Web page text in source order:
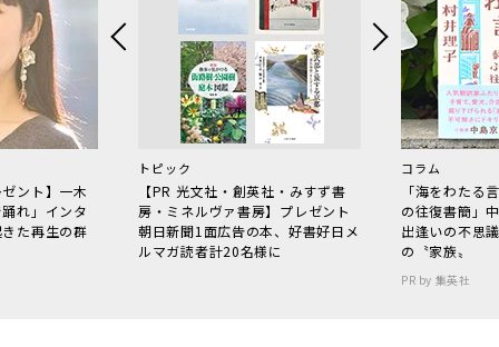
ント】一木
れ」インタ
た再生の群
トピック
【PR 光文社・創英社・みすず書
房・ミネルヴァ書房】プレゼント
朝日新聞1面広告の本、好書好日メ
ルマガ読者計20名様に
コラム
「海をわた
の往復書簡」
出逢いの不思
の〝家族〟
PR by 集英社